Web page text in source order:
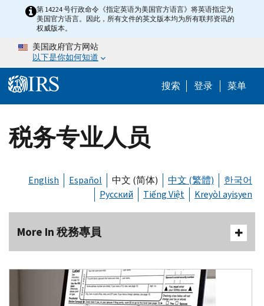
Skip to main content
第 14224 号行政命令《指定英语为美国官方语言》将英语指定为
美国官方语言。因此，所有文件的英文版本均为所有联邦资讯的
权威版本。
美国政府官方网站
以下是你如何知道
搜索 Help
登录 菜单
税务专业人员
English Español 中文 (简体) 中文 (繁體)
한국어
Русский
Tiếng Việt Kreyòl ayisyen
More In 稅務專員